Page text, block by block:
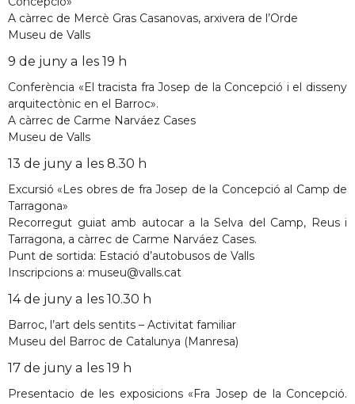
A càrrec de Mercè Gras Casanovas, arxivera de l’Orde
Museu de Valls
9 de juny a les 19 h
Conferència «El tracista fra Josep de la Concepció i el disseny
arquitectònic en el Barroc».
A càrrec de Carme Narváez Cases
Museu de Valls
13 de juny a les 8.30 h
Excursió «Les obres de fra Josep de la Concepció al Camp de
Tarragona»
Recorregut guiat amb autocar a la Selva del Camp, Reus i
Tarragona, a càrrec de Carme Narváez Cases.
Punt de sortida: Estació d’autobusos de Valls
Inscripcions a: museu@valls.cat
14 de juny a les 10.30 h
Barroc, l’art dels sentits – Activitat familiar
Museu del Barroc de Catalunya (Manresa)
17 de juny a les 19 h
Presentacio de les exposicions «Fra Josep de la Concepció.